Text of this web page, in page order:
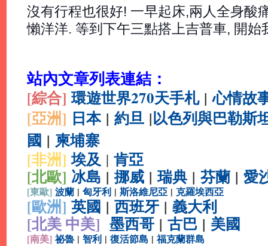
沒有行程也很好! 一早起床,兩人全身酸
懶洋洋. 等到下午三點搭上吉普車, 開始
站內文章列表連結：
[綜合] 環遊世界270天手札|心情故
[亞洲] 日本 | 約旦 |以色列與巴勒斯
國 | 柬埔寨
[非洲]埃及 | 肯亞
[北歐] 冰島 | 挪威 | 瑞典 | 芬蘭 | 愛
[東歐] 波蘭 | 匈牙利 | 斯洛維尼亞 | 克羅埃西亞
[歐洲] 英國 | 西班牙 | 義大利
[北美 中美] 墨西哥 | 古巴 | 美國
[南美] 祕魯 | 智利 | 復活節島 | 福克蘭群島